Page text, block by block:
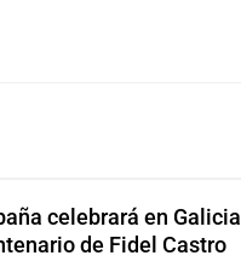
celebrará en Galicia
de Fidel Castro